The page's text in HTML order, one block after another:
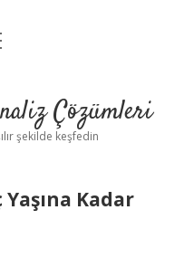
Çözümleri
şekilde keşfedin
Kadar